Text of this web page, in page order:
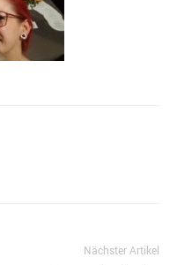
Nächster Artikel